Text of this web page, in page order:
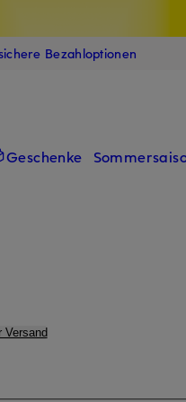
Bezahloptionen
Geschenke
Versand